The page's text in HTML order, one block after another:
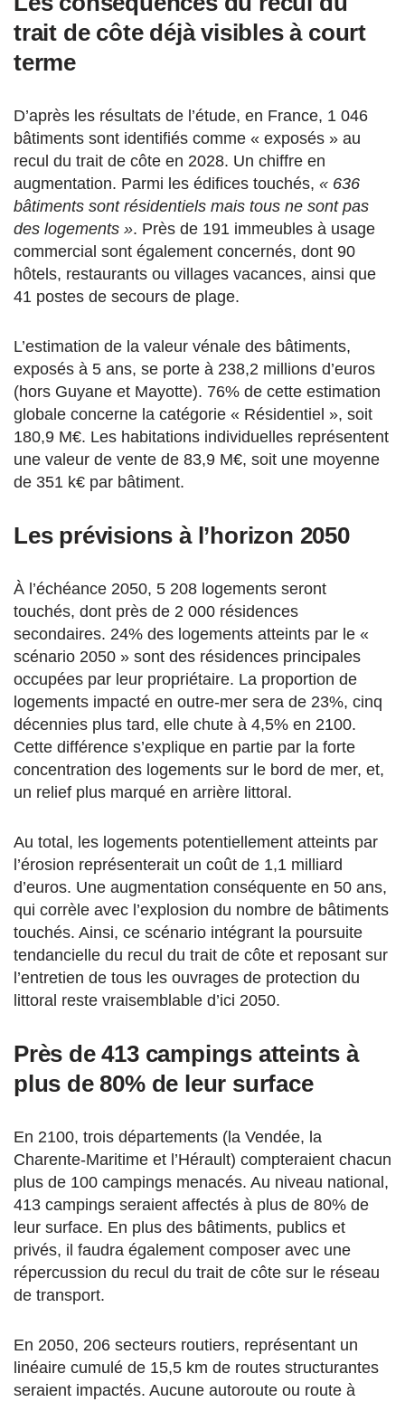
trait de côte déjà visibles à court
terme
D’après les résultats de l’étude, en France, 1 046
bâtiments sont identifiés comme « exposés » au
recul du trait de côte en 2028. Un chiffre en
augmentation. Parmi les édifices touchés, « 636
bâtiments sont résidentiels mais tous ne sont pas
des logements ». Près de 191 immeubles à usage
commercial sont également concernés, dont 90
hôtels, restaurants ou villages vacances, ainsi que
41 postes de secours de plage.
L’estimation de la valeur vénale des bâtiments,
exposés à 5 ans, se porte à 238,2 millions d’euros
(hors Guyane et Mayotte). 76% de cette estimation
globale concerne la catégorie « Résidentiel », soit
180,9 M€. Les habitations individuelles représentent
une valeur de vente de 83,9 M€, soit une moyenne
de 351 k€ par bâtiment.
Les prévisions à l’horizon 2050
À l’échéance 2050, 5 208 logements seront
touchés, dont près de 2 000 résidences
secondaires. 24% des logements atteints par le «
scénario 2050 » sont des résidences principales
occupées par leur propriétaire. La proportion de
logements impacté en outre-mer sera de 23%, cinq
décennies plus tard, elle chute à 4,5% en 2100.
Cette différence s’explique en partie par la forte
concentration des logements sur le bord de mer, et,
un relief plus marqué en arrière littoral.
Au total, les logements potentiellement atteints par
l’érosion représenterait un coût de 1,1 milliard
d’euros. Une augmentation conséquente en 50 ans,
qui corrèle avec l’explosion du nombre de bâtiments
touchés. Ainsi, ce scénario intégrant la poursuite
tendancielle du recul du trait de côte et reposant sur
l’entretien de tous les ouvrages de protection du
littoral reste vraisemblable d’ici 2050.
Près de 413 campings atteints à
plus de 80% de leur surface
En 2100, trois départements (la Vendée, la
Charente-Maritime et l’Hérault) compteraient chacun
plus de 100 campings menacés. Au niveau national,
413 campings seraient affectés à plus de 80% de
leur surface. En plus des bâtiments, publics et
privés, il faudra également composer avec une
répercussion du recul du trait de côte sur le réseau
de transport.
En 2050, 206 secteurs routiers, représentant un
linéaire cumulé de 15,5 km de routes structurantes
seraient impactés. Aucune autoroute ou route à